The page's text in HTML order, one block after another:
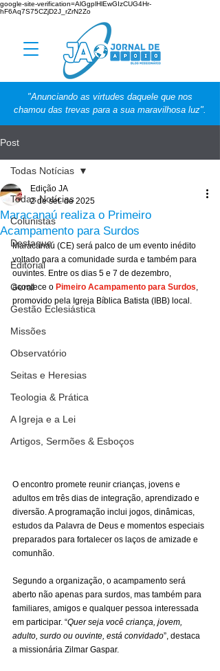
google-site-verification=AlGgplHlEwGIzCUG4Hr-
hF6Aq7S75CZjD2J_rZrN2Zo
"Anunciando as virtudes daquele que nos
chamou das trevas para a sua maravilhosa luz".
Post
Todas Notícias
Colunistas
Destaque
Editorial
Geral
Gestão Eclesiástica
Missões
Observatório
Seitas e Heresias
Teologia & Prática
A Igreja e a Lei
Artigos, Sermões & Esboços
Todas Notícias
Maracanaú realiza o Primeiro
Acampamento para Surdos
Edição JA
2 de set. de 2025
Maracanaú (CE) será palco de um evento inédito
voltado para a comunidade surda e também para
ouvintes. Entre os dias 5 e 7 de dezembro,
acontece o Pimeiro Acampamento para Surdos,
promovido pela Igreja Bíblica Batista (IBB) local.
O encontro promete reunir crianças, jovens e
adultos em três dias de integração, aprendizado e
diversão. A programação inclui jogos, dinâmicas,
estudos da Palavra de Deus e momentos especiais
preparados para fortalecer os laços de amizade e
comunhão.
Segundo a organização, o acampamento será
aberto não apenas para surdos, mas também para
familiares, amigos e qualquer pessoa interessada
em participar. “Quer seja você criança, jovem,
adulto, surdo ou ouvinte, está convidado”, destaca
a missionária Zilmar Gaspar.